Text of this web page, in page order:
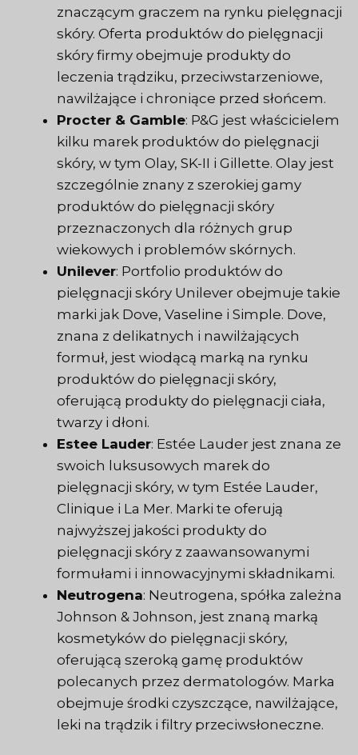
znaczącym graczem na rynku pielęgnacji
skóry. Oferta produktów do pielęgnacji
skóry firmy obejmuje produkty do
leczenia trądziku, przeciwstarzeniowe,
nawilżające i chroniące przed słońcem.
Procter & Gamble: P&G jest właścicielem
kilku marek produktów do pielęgnacji
skóry, w tym Olay, SK-II i Gillette. Olay jest
szczególnie znany z szerokiej gamy
produktów do pielęgnacji skóry
przeznaczonych dla różnych grup
wiekowych i problemów skórnych.
Unilever: Portfolio produktów do
pielęgnacji skóry Unilever obejmuje takie
marki jak Dove, Vaseline i Simple. Dove,
znana z delikatnych i nawilżających
formuł, jest wiodącą marką na rynku
produktów do pielęgnacji skóry,
oferującą produkty do pielęgnacji ciała,
twarzy i dłoni.
Estee Lauder: Estée Lauder jest znana ze
swoich luksusowych marek do
pielęgnacji skóry, w tym Estée Lauder,
Clinique i La Mer. Marki te oferują
najwyższej jakości produkty do
pielęgnacji skóry z zaawansowanymi
formułami i innowacyjnymi składnikami.
Neutrogena: Neutrogena, spółka zależna
Johnson & Johnson, jest znaną marką
kosmetyków do pielęgnacji skóry,
oferującą szeroką gamę produktów
polecanych przez dermatologów. Marka
obejmuje środki czyszczące, nawilżające,
leki na trądzik i filtry przeciwsłoneczne.